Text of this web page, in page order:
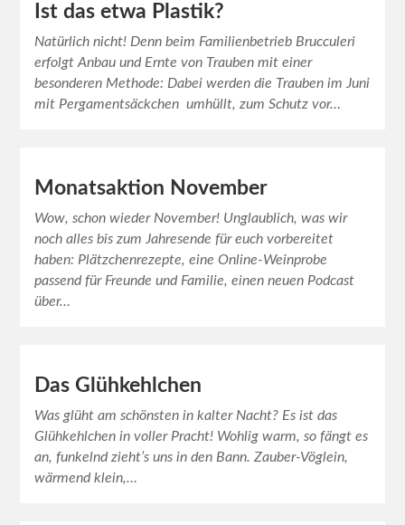
Ist das etwa Plastik?
Natürlich nicht! Denn beim Familienbetrieb Brucculeri
erfolgt Anbau und Ernte von Trauben mit einer
besonderen Methode: Dabei werden die Trauben im Juni
mit Pergamentsäckchen umhüllt, zum Schutz vor…
Monatsaktion November
Wow, schon wieder November! Unglaublich, was wir
noch alles bis zum Jahresende für euch vorbereitet
haben: Plätzchenrezepte, eine Online-Weinprobe
passend für Freunde und Familie, einen neuen Podcast
über…
Das Glühkehlchen
Was glüht am schönsten in kalter Nacht? Es ist das
Glühkehlchen in voller Pracht! Wohlig warm, so fängt es
an, funkelnd zieht’s uns in den Bann. Zauber-Vöglein,
wärmend klein,…